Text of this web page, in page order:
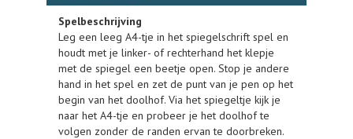
Spelbeschrijving
Leg een leeg A4-tje in het spiegelschrift spel en
houdt met je linker- of rechterhand het klepje
met de spiegel een beetje open. Stop je andere
hand in het spel en zet de punt van je pen op het
begin van het doolhof. Via het spiegeltje kijk je
naar het A4-tje en probeer je het doolhof te
volgen zonder de randen ervan te doorbreken.